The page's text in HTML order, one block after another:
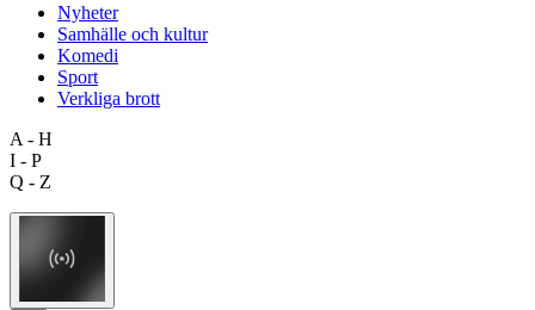
Nyheter
Samhälle och kultur
Komedi
Sport
Verkliga brott
A - H
I - P
Q - Z